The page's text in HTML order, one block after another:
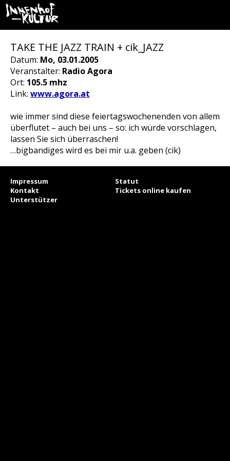
TAKE THE JAZZ TRAIN + cik_JAZZ
Datum: Mo, 03.01.2005
Veranstalter: Radio Agora
Ort: 105.5 mhz
Link: www.agora.at
wie immer sind diese feiertagswochenenden von allem
überflutet – auch bei uns – so: ich würde vorschlagen,
lassen Sie sich überraschen!
…bigbandiges wird es bei mir u.a. geben (cik)
Impressum
Statut
Kontakt
Tickets online kaufen
Unterstützer